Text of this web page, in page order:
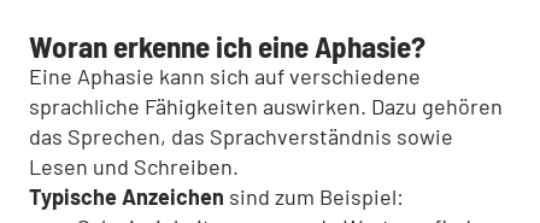
Woran erkenne ich eine Aphasie?
Eine Aphasie kann sich auf verschiedene
sprachliche Fähigkeiten auswirken. Dazu gehören
das Sprechen, das Sprachverständnis sowie
Lesen und Schreiben.
Typische Anzeichen sind zum Beispiel: